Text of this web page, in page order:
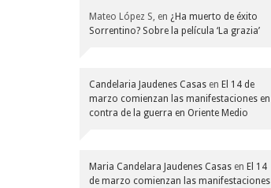
Mateo López S, en ¿Ha muerto de éxito
Sorrentino? Sobre la película ‘La grazia’
Candelaria Jaudenes Casas en El 14 de
marzo comienzan las manifestaciones en
contra de la guerra en Oriente Medio
Maria Candelara Jaudenes Casas en El 14
de marzo comienzan las manifestaciones